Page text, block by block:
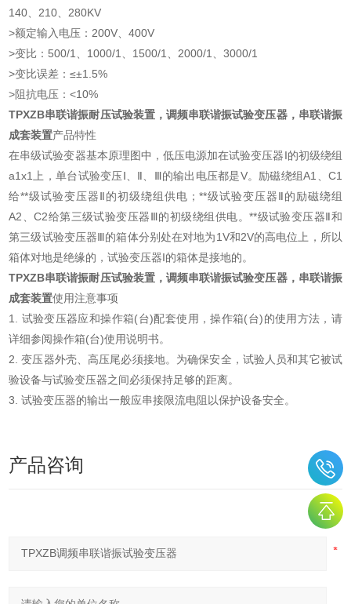
140、210、280KV
>额定输入电压：200V、400V
>变比：500/1、1000/1、1500/1、2000/1、3000/1
>变比误差：≤±1.5%
>阻抗电压：<10%
TPXZB串联谐振耐压试验装置，调频串联谐振试验变压器，串联谐振
成套装置产品特性
在串级试验变器基本原理图中，低压电源加在试验变压器I的初级绕组
a1x1上，单台试验变压Ⅰ、Ⅱ、Ⅲ的输出电压都是V。励磁绕组A1、C1
给**级试验变压器Ⅱ的初级绕组供电；**级试验变压器Ⅱ的励磁绕组
A2、C2给第三级试验变压器Ⅲ的初级绕组供电。**级试验变压器Ⅱ和
第三级试验变压器Ⅲ的箱体分别处在对地为1V和2V的高电位上，所以
箱体对地是绝缘的，试验变压器I的箱体是接地的。
TPXZB串联谐振耐压试验装置，调频串联谐振试验变压器，串联谐振
成套装置使用注意事项
1. 试验变压器应和操作箱(台)配套使用，操作箱(台)的使用方法，请
详细参阅操作箱(台)使用说明书。
2. 变压器外壳、高压尾必须接地。为确保安全，试验人员和其它被试
验设备与试验变压器之间必须保持足够的距离。
3. 试验变压器的输出一般应串接限流电阻以保护设备安全。
产品咨询